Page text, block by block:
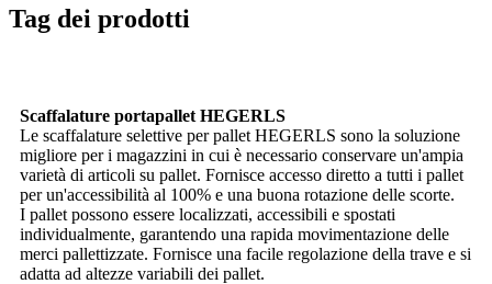
Tag dei prodotti
Scaffalature portapallet HEGERLS
Le scaffalature selettive per pallet HEGERLS sono la soluzione
migliore per i magazzini in cui è necessario conservare un'ampia
varietà di articoli su pallet. Fornisce accesso diretto a tutti i pallet
per un'accessibilità al 100% e una buona rotazione delle scorte.
I pallet possono essere localizzati, accessibili e spostati
individualmente, garantendo una rapida movimentazione delle
merci pallettizzate. Fornisce una facile regolazione della trave e si
adatta ad altezze variabili dei pallet.